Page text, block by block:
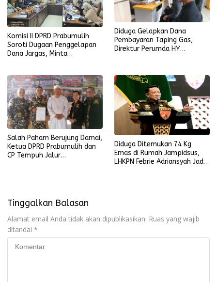
Komisi II DPRD Prabumulih
Soroti Dugaan Penggelapan
Dana Jargas, Minta
Diduga Gelapkan Dana
Pembayaran Taping Gas,
Direktur Perumda HY
Salah Paham Berujung Damai,
Ketua DPRD Prabumulih dan
CP Tempuh Jalur
Diduga Ditemukan 74 Kg
Emas di Rumah Jampidsus,
LHKPN Febrie Adriansyah Jadi
Tinggalkan Balasan
Alamat email Anda tidak akan dipublikasikan. Ruas yang wajib
ditandai *